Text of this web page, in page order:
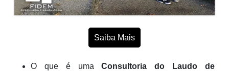
O que é umaConsultoria do Laudo de
Saiba Mais